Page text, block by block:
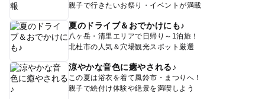
親子で行きたいお祭り・イベントが満載
夏のドライブ＆おでかけにも♪
八ヶ岳・清里エリアで日帰り～1泊旅！
北杜市の人気＆穴場観光スポット厳選
涼やかな音色に癒やされる♪
この夏は浴衣を着て風鈴市・まつりへ！
親子で絵付け体験や絶景を満喫しよう